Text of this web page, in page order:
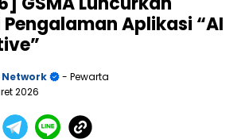
Aplikasi “AI
Network
- Pewarta
2026